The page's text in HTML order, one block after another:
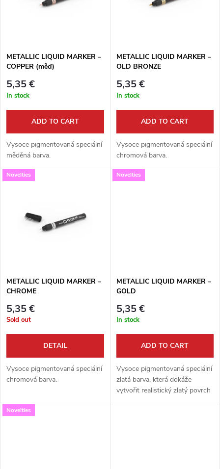
t
s
o
r
t
i
o
f
p
o
d
s
METALLIC LIQUID MARKER –
COPPER (měď)
5,35 €
In stock
ADD TO CART
Vysoce pigmentovaná speciální
měděná barva.
METALLIC LIQUID MARKER –
OLD BRONZE
5,35 €
In stock
ADD TO CART
Vysoce pigmentovaná speciální
chromová barva.
Novelties
METALLIC LIQUID MARKER –
CHROME
5,35 €
Sold out
DETAIL
Vysoce pigmentovaná speciální
chromová barva.
Novelties
METALLIC LIQUID MARKER –
GOLD
5,35 €
In stock
ADD TO CART
Vysoce pigmentovaná speciální
zlatá barva, která dokáže
vytvořit realistický zlatý povrch
na téměř všech hladkých
Novelties